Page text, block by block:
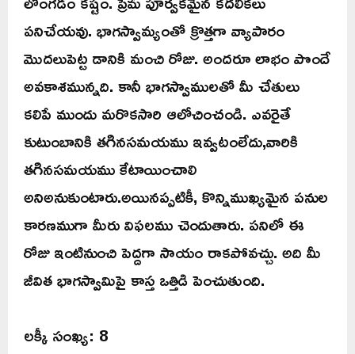
పనిచేయవు. భాగస్వామ్యంతో క్రొత్తగా వ్యాపారం
మొదలుపెట్ట డానికి మంచి రోజు. అందరూ లాభం పొందే
అవకాశమున్నది. కానీ భాగస్వాములతో మీ చేతులు
కలిపే ముందు మరొకసారి ఆలోచించండి. ఎవరైతే
కుటుంబానికి తగినసమయము ఇవ్వటంలేదు,వారికి
తగినసమయము కేటాయించాలి
అనిఅనుకుంటారు.అయినప్పటికీ, కొన్నిముఖ్యమైన పనుల
కారణముగా మీరు విఫలము చెందుతారు. పనిలో ఈ
రోజు ఇంటినుంచి పెద్దగా సాయం రాకపోవచ్చు. అది మీ
జీవిత భాగస్వామిపై కాస్త ఒత్తిడి పెంచుతుంది.
లక్కీ సంఖ్య: 8